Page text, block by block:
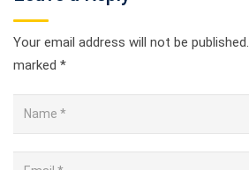
Your email address will not be published.
marked *